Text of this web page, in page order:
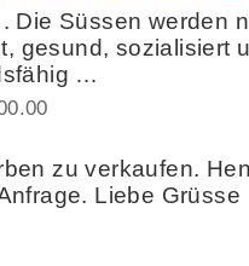
Die Süssen werden
gesund, sozialisiert
…
zu verkaufen.
Liebe Grüsse